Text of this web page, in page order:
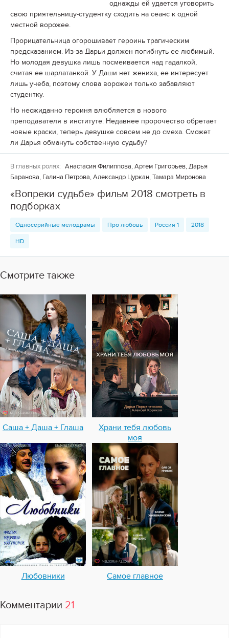
однажды ей удается уговорить
свою приятельницу-студентку сходить на сеанс к одной
местной ворожее.
Прорицательница огорошивает героинь трагическим
предсказанием. Из-за Дарьи должен погибнуть ее любимый.
Но молодая девушка лишь посмеивается над гадалкой,
считая ее шарлатанкой. У Даши нет жениха, ее интересует
лишь учеба, поэтому слова ворожеи только забавляют
студентку.
Но неожиданно героиня влюбляется в нового
преподавателя в институте. Недавнее пророчество обретает
новые краски, теперь девушке совсем не до смеха. Сможет
ли Дарья обмануть собственную судьбу?
В главных ролях: Анастасия Филиппова, Артем Григорьев, Дарья
Баранова, Галина Петрова, Александр Цуркан, Тамара Миронова
«Вопреки судьбе» фильм 2018 смотреть в
подборках
Односерийные мелодрамы Про любовь Россия 1 2018
HD
Смотрите также
Саша + Даша + Глаша
Храни тебя любовь
моя
Любовники Самое главное
Комментарии 21